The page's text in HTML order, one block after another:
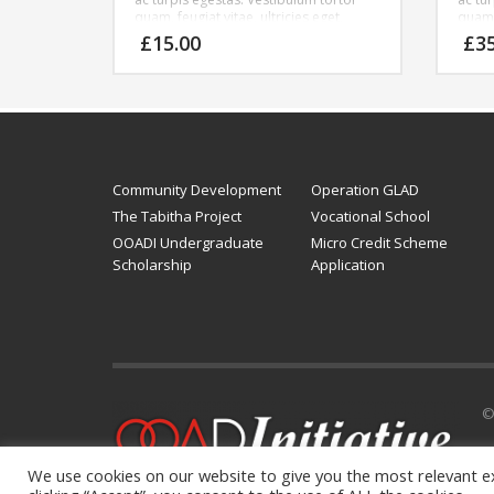
quam, feugiat vitae, ultricies eget,
tempor sit amet, ante. Donec eu libero
sit amet quam egestas semper.
£15.00
sit
£
Community Development
Operation GLAD
The Tabitha Project
Vocational School
OOADI Undergraduate
Scholarship
Micro Credit Scheme
Application
We use cookies on our website to give you the most relevant